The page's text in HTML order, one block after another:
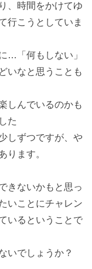
、時間をかけてゆ
行こうとしていま
「何もしない」
いなと思うことも
しんでいるのかも
た
しずつですが、や
ります。
きないかもと思っ
いことにチャレン
いるということで
いでしょうか？